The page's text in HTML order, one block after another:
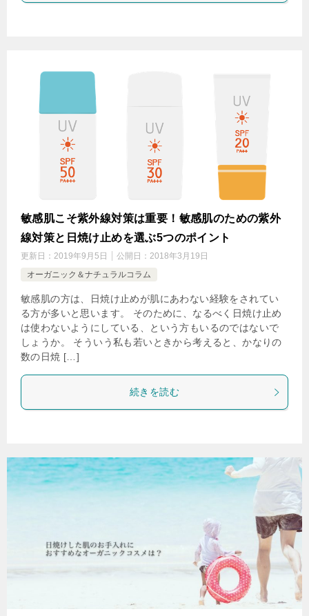
敏感肌こそ紫外線対策は重要！敏感肌のための紫外
線対策と日焼け止めを選ぶ5つのポイント
更新日： 2019年9月5日 公開日： 2018年3月19日
オーガニック＆ナチュラルコラム
敏感肌の方は、日焼け止めが肌にあわない経験をされてい
る方が多いと思います。 そのために、なるべく日焼け止め
は使わないようにしている、という方もいるのではないで
しょうか。 そういう私も若いときから考えると、かなりの
数の日焼 […]
続きを読む